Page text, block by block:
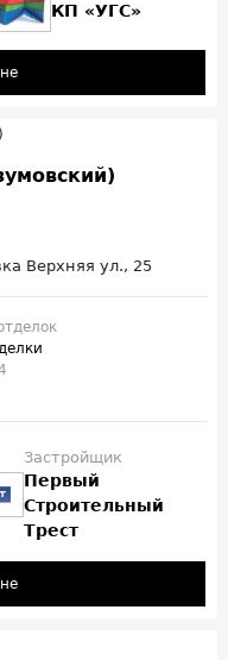
КП «УГС»
Верхняя ул., 25
Застройщик
Первый
Строительный
Трест